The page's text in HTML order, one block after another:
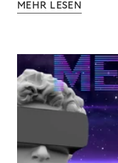
MEHR LESEN